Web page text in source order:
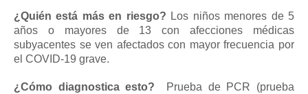
¿Quién está más en riesgo? Los niños menores de 5
años o mayores de 13 con afecciones médicas
subyacentes se ven afectados con mayor frecuencia por
el COVID-19 grave.
¿Cómo diagnostica esto?
Prueba de PCR (prueba